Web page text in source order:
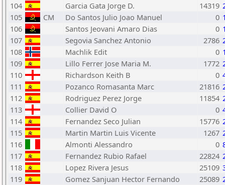
104
Garcia Gata Jorge D. 14319
105
CM Do Santos Julio Joao Manuel 0
106
Santos Jeovani Amaro Dias 0
107
Segovia Sanchez Antonio 2786
108
Machlik Edit 0
109
Lillo Ferrer Jose Maria M. 1772
110
Richardson Keith B 0
111
Pozanco Romasanta Marc 21816
112
Rodriguez Perez Jorge 11854
113
Collier David O 0
114
Fernandez Seco Julian 15776
115
Martin Martin Luis Vicente 1267
116
Almonti Alessandro 0
117
Fernandez Rubio Rafael 22824
118
Lopez Rivera Jesus 25109
119
Gomez Sanjuan Hector Fernando 25089